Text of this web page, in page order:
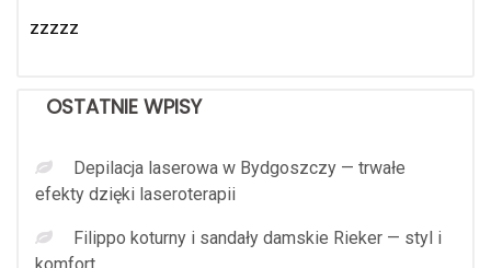
zzzzz
OSTATNIE WPISY
Depilacja laserowa w Bydgoszczy — trwałe
efekty dzięki laseroterapii
Filippo koturny i sandały damskie Rieker — styl i